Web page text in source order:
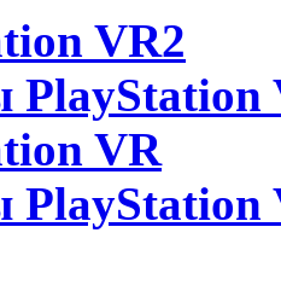
VR2
PlayStation
VR
PlayStation